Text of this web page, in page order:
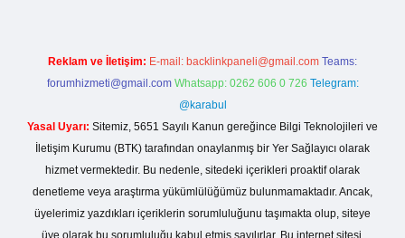
Reklam ve İletişim: E-mail: backlinkpaneli@gmail.com Teams:
forumhizmeti@gmail.com Whatsapp: 0262 606 0 726 Telegram:
@karabul
Yasal Uyarı: Sitemiz, 5651 Sayılı Kanun gereğince Bilgi Teknolojileri ve
İletişim Kurumu (BTK) tarafından onaylanmış bir Yer Sağlayıcı olarak
hizmet vermektedir. Bu nedenle, sitedeki içerikleri proaktif olarak
denetleme veya araştırma yükümlülüğümüz bulunmamaktadır. Ancak,
üyelerimiz yazdıkları içeriklerin sorumluluğunu taşımakta olup, siteye
üye olarak bu sorumluluğu kabul etmiş sayılırlar. Bu internet sitesi,